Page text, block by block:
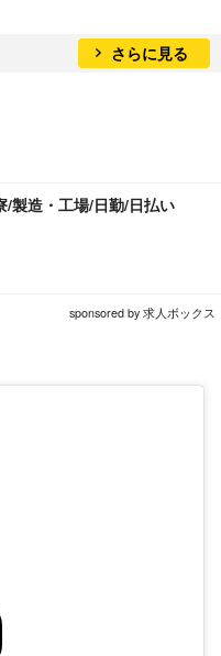
さらに見る
/製造・工場/日勤/日払い
sponsored by 求人ボックス